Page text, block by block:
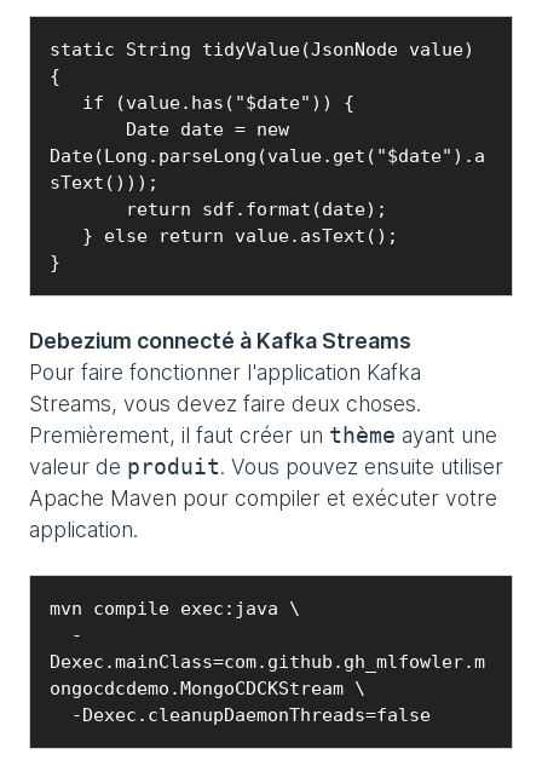
static String tidyValue(JsonNode value)
{
Date(Long.parseLong(value.get("$date").a
sText()));
}
Debezium connecté à Kafka Streams
Pour faire fonctionner l'application Kafka
Streams, vous devez faire deux choses.
Premièrement, il faut créer un thème ayant une
valeur de produit. Vous pouvez ensuite utiliser
Apache Maven pour compiler et exécuter votre
application.
mvn compile exec:java \
Dexec.mainClass=com.github.gh_mlfowler.m
ongocdcdemo.MongoCDCKStream \
  -Dexec.cleanupDaemonThreads=false